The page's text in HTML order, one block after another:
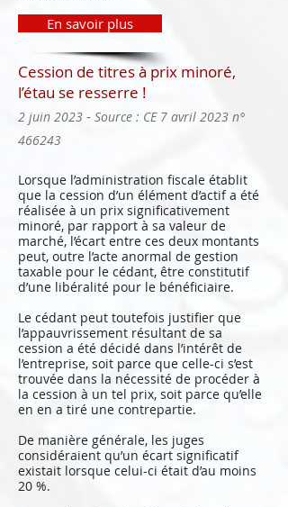
En savoir plus
Cession de titres à prix minoré,
l’étau se resserre !
2 juin 2023 - Source : CE 7 avril 2023 n°
466243
Lorsque l’administration fiscale établit
que la cession d’un élément d’actif a été
réalisée à un prix significativement
minoré, par rapport à sa valeur de
marché, l’écart entre ces deux montants
peut, outre l’acte anormal de gestion
taxable pour le cédant, être constitutif
d’une libéralité pour le bénéficiaire.
Le cédant peut toutefois justifier que
l’appauvrissement résultant de sa
cession a été décidé dans l’intérêt de
l’entreprise, soit parce que celle-ci s’est
trouvée dans la nécessité de procéder à
la cession à un tel prix, soit parce qu’elle
en en a tiré une contrepartie.
De manière générale, les juges
considéraient qu’un écart significatif
existait lorsque celui-ci était d’au moins
20 %.